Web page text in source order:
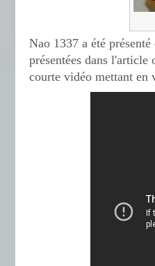
Nao 1337 a été
présentées dans l'article
courte vidéo mettant en